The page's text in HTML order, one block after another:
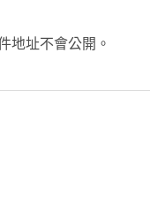
地址不會公開。